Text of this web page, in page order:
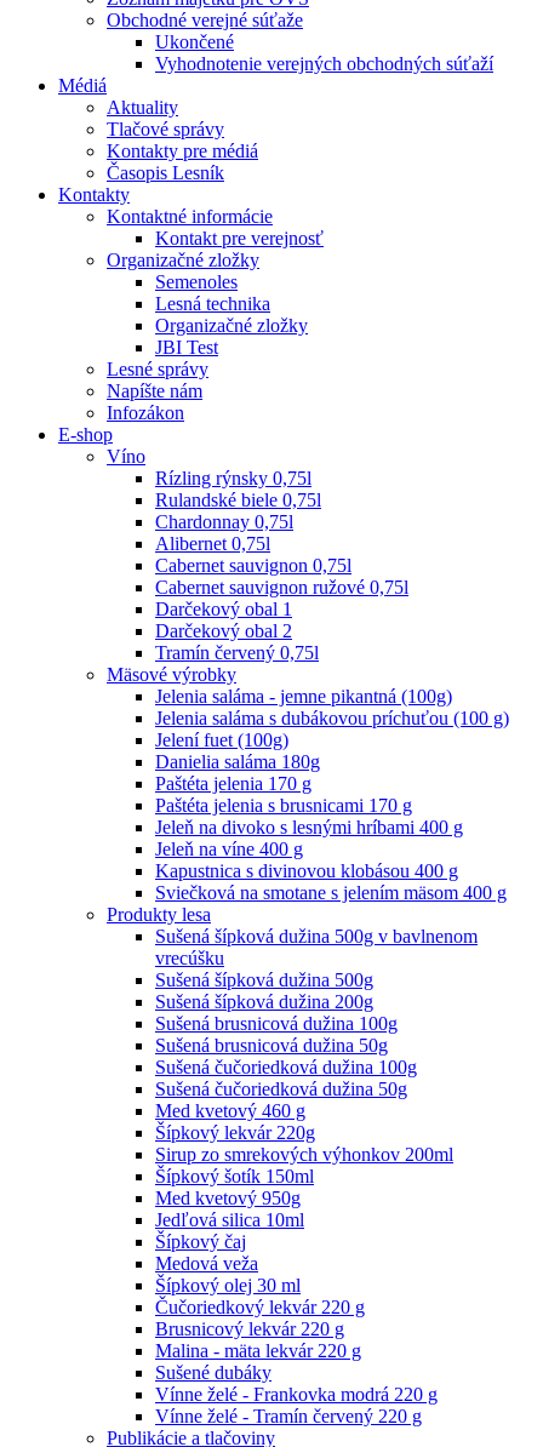
Obchodné verejné súťaže
Ukončené
Vyhodnotenie verejných obchodných súťaží
Médiá
Aktuality
Tlačové správy
Kontakty pre médiá
Časopis Lesník
Kontakty
Kontaktné informácie
Kontakt pre verejnosť
Organizačné zložky
Semenoles
Lesná technika
Organizačné zložky
JBI Test
Lesné správy
Napíšte nám
Infozákon
E-shop
Víno
Rízling rýnsky 0,75l
Rulandské biele 0,75l
Chardonnay 0,75l
Alibernet 0,75l
Cabernet sauvignon 0,75l
Cabernet sauvignon ružové 0,75l
Darčekový obal 1
Darčekový obal 2
Tramín červený 0,75l
Mäsové výrobky
Jelenia saláma - jemne pikantná (100g)
Jelenia saláma s dubákovou príchuťou (100 g)
Jelení fuet (100g)
Danielia saláma 180g
Paštéta jelenia 170 g
Paštéta jelenia s brusnicami 170 g
Jeleň na divoko s lesnými hríbami 400 g
Jeleň na víne 400 g
Kapustnica s divinovou klobásou 400 g
Sviečková na smotane s jelením mäsom 400 g
Produkty lesa
Sušená šípková dužina 500g v bavlnenom
vrecúšku
Sušená šípková dužina 500g
Sušená šípková dužina 200g
Sušená brusnicová dužina 100g
Sušená brusnicová dužina 50g
Sušená čučoriedková dužina 100g
Sušená čučoriedková dužina 50g
Med kvetový 460 g
Šípkový lekvár 220g
Sirup zo smrekových výhonkov 200ml
Šípkový šotík 150ml
Med kvetový 950g
Jedľová silica 10ml
Šípkový čaj
Medová veža
Šípkový olej 30 ml
Čučoriedkový lekvár 220 g
Brusnicový lekvár 220 g
Malina - mäta lekvár 220 g
Sušené dubáky
Vínne želé - Frankovka modrá 220 g
Vínne želé - Tramín červený 220 g
Publikácie a tlačoviny